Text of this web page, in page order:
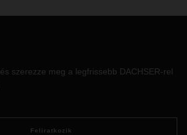
szerezze meg a legfrissebb DACHSER-rel
Feliratkozik